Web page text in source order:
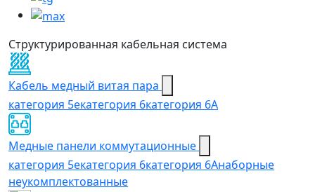
Структурированная кабельная система
Кабель медный витая пара
категория 5eкатегория 6категория 6А
Медные панели коммутационные
категория 5екатегория 6категория 6Aнаборные
неукомплектованные